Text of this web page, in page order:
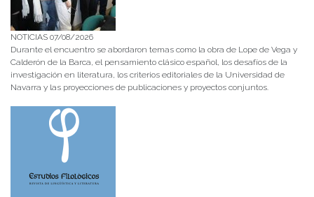
NOTICIAS 07/08/2026
Durante el encuentro se abordaron temas como la obra de Lope de Vega y
Calderón de la Barca, el pensamiento clásico español, los desafíos de la
investigación en literatura, los criterios editoriales de la Universidad de
Navarra y las proyecciones de publicaciones y proyectos conjuntos.